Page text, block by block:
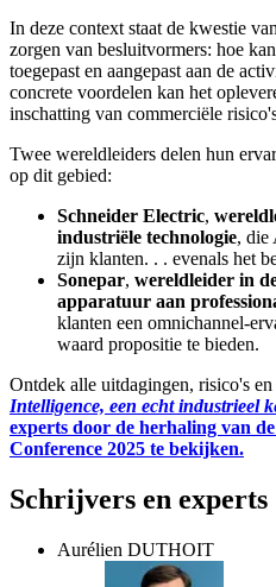
In deze context staat de kwestie
zorgen van besluitvormers: hoe
toegepast en aangepast aan de
concrete voordelen kan het
inschatting van commerciële
Twee wereldleiders delen hun
op dit gebied:
Schneider Electric,
industriële technologie, die
zijn klanten. . . evenals het
Sonepar, wereldleider in
apparatuur aan
klanten een omnichannel-
waard propositie te bieden.
Ontdek alle uitdagingen, risico's
Intelligence, een echt industrieel
experts door de herhaling van
Conference 2025 te bekijken.
Schrijvers en experts
Aurélien DUTHOIT